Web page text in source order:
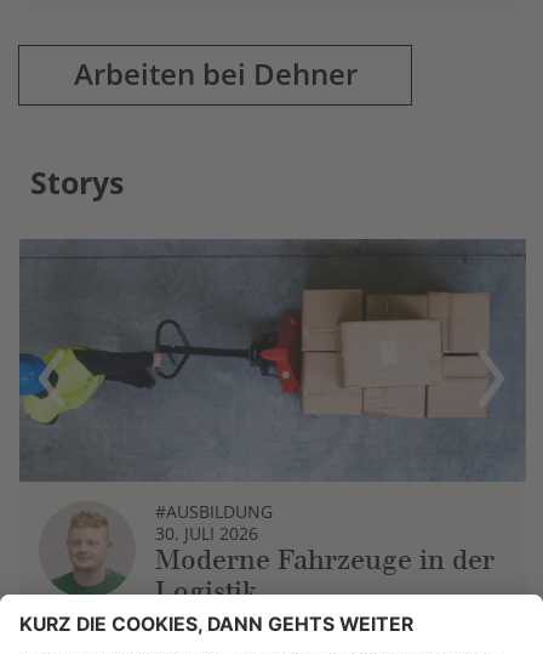
Arbeiten bei Dehner
Storys
Previous
#AUSBILDUNG
30. JULI 2026
Moderne Fahrzeuge in der
Logistik
Next